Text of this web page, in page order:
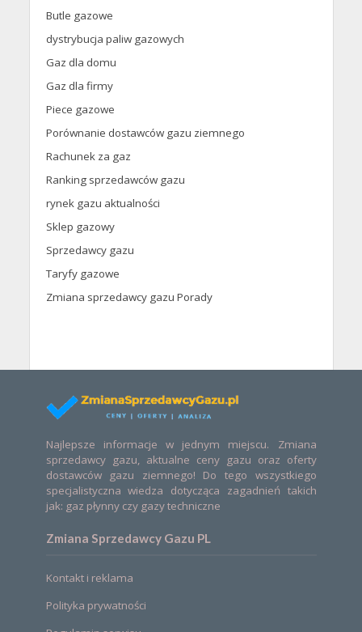
Butle gazowe
dystrybucja paliw gazowych
Gaz dla domu
Gaz dla firmy
Piece gazowe
Porównanie dostawców gazu ziemnego
Rachunek za gaz
Ranking sprzedawców gazu
rynek gazu aktualności
Sklep gazowy
Sprzedawcy gazu
Taryfy gazowe
Zmiana sprzedawcy gazu Porady
Najlepsze informacje w jednym miejscu. Zmiana
sprzedawcy gazu, aktualne ceny gazu oraz oferty
dostawców gazu ziemnego! Do tego wszystkiego
specjalistyczna wiedza dotycząca zagadnień takich
jak: gaz płynny czy gazy techniczne
Zmiana Sprzedawcy Gazu PL
Kontakt i reklama
Polityka prywatności